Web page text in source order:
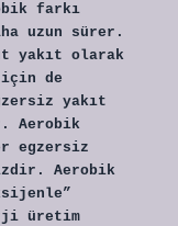
farkı
uzun sürer.
yakıt olarak
de
yakıt
Aerobik
egzersiz
Aerobik
üretim